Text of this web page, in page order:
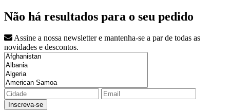
Não há resultados para o seu pedido
Assine a nossa newsletter e mantenha-se a par de todas as
novidades e descontos.
Inscreva-se